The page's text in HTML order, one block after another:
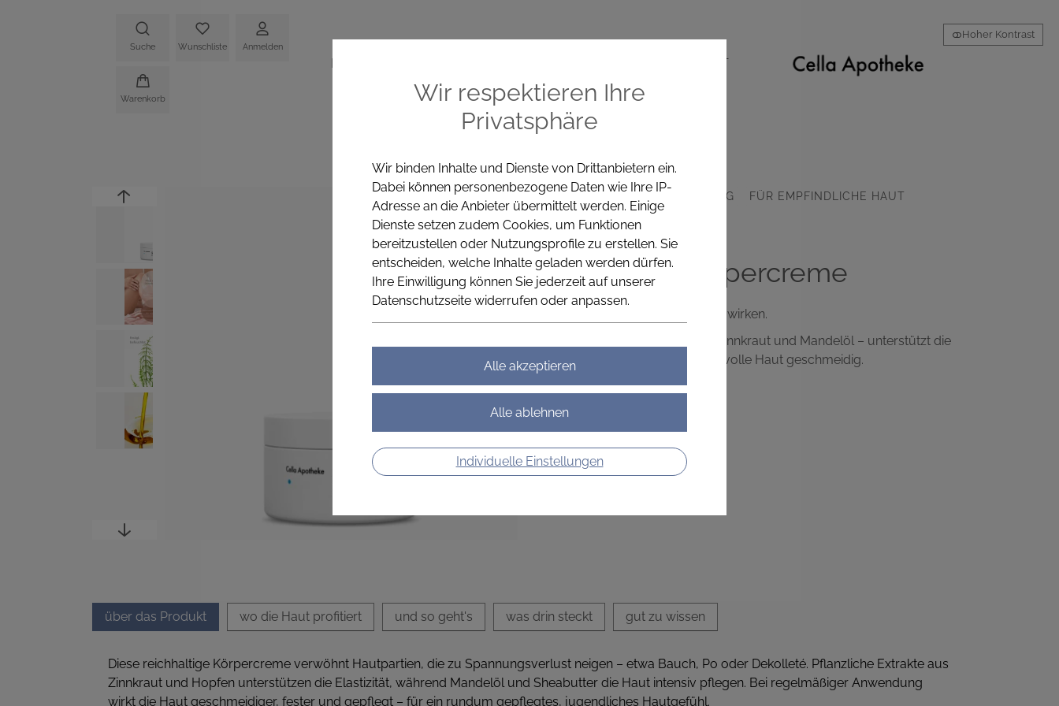
Hoher Kontrast
Suche Wunschliste Anmelden
Warenkorb
HOME KONTAKT
ANTI-AGING FÜR EMPFINDLICHE HAUT
Cella Apotheke
Straffende Körpercreme
Strafft. Pflegt. Lässt Haut jünger wirken.
Reichhaltige Körperpflege mit Zinnkraut und Mandelöl – unterstützt die
Elastizität und pflegt anspruchsvolle Haut geschmeidig.
€ 32,90
Preis inkl. MwSt.
zzgl. Versandkosten
über das Produkt wo die Haut profitiert und so geht's was drin steckt gut zu wissen
Diese reichhaltige Körpercreme verwöhnt Hautpartien, die zu Spannungsverlust neigen – etwa Bauch, Po oder Dekolleté. Pflanzliche Extrakte aus
Zinnkraut und Hopfen unterstützen die Elastizität, während Mandelöl und Sheabutter die Haut intensiv pflegen. Bei regelmäßiger Anwendung
wirkt die Haut geschmeidiger, fester und gepflegt – für ein rundum gepflegtes, jugendliches Hautgefühl.
Wir respektieren Ihre
Privatsphäre
Wir binden Inhalte und Dienste von Drittanbietern ein.
Dabei können personenbezogene Daten wie Ihre IP-
Adresse an die Anbieter übermittelt werden. Einige
Dienste setzen zudem Cookies, um Funktionen
bereitzustellen oder Nutzungsprofile zu erstellen. Sie
entscheiden, welche Inhalte geladen werden dürfen.
Ihre Einwilligung können Sie jederzeit auf unserer
Datenschutzseite widerrufen oder anpassen.
Individuelle Einstellungen